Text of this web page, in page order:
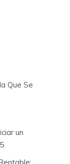
Que Se
un